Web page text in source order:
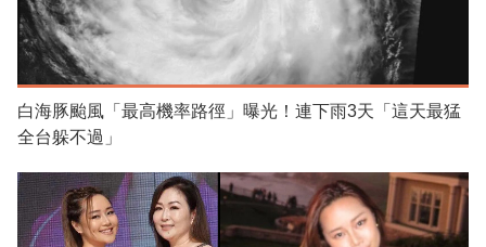
白海豚颱風「最高機率路徑」曝光！連下雨3天「這天最猛
全台躲不過」